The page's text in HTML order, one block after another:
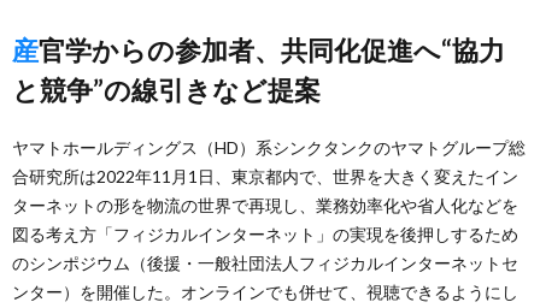
産官学からの参加者、共同化促進へ“協力
と競争”の線引きなど提案
ヤマトホールディングス（HD）系シンクタンクのヤマトグループ総
合研究所は2022年11月1日、東京都内で、世界を大きく変えたイン
ターネットの形を物流の世界で再現し、業務効率化や省人化などを
図る考え方「フィジカルインターネット」の実現を後押しするため
のシンポジウム（後援・一般社団法人フィジカルインターネットセ
ンター）を開催した。オンラインでも併せて、視聴できるようにし